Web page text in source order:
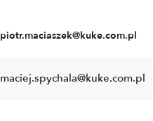
piotr.maciaszek@kuke.com.pl
maciej.spychala@kuke.com.pl